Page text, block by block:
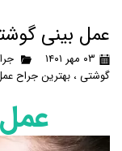
عمل بینی
۰۳ مهر ۱۴۰۱
گوشتی، بهترین جراح